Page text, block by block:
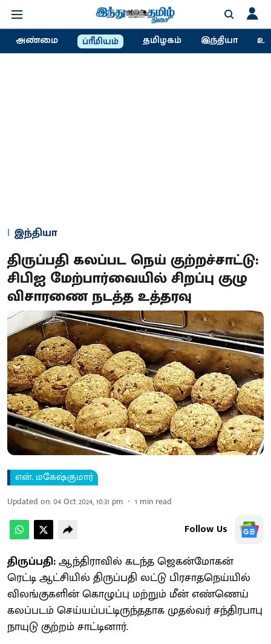
அண்மை ப்ரீமியம் தமிழகம் இந்தியா
இந்தியா
திருப்பதி கலப்பட நெய் குற்றச்சாட்டு:
சிபிஐ மேற்பார்வையில் சிறப்பு குழு
விசாரணை நடத்த உத்தரவு
என். மகேஷ்குமார்
Updated on:04 Oct 2024, 10:31 pm 1 min read
Follow Us
திருப்பதி:ஆந்திராவில் கடந்த ஜெகன்மோகன்
ரெட்டி ஆட்சியில் திருப்பதி லட்டு பிரசாதநெய்யில்
விலங்குகளின் கொழுப்பு மற்றும் மீன் எண்ணெய்
கலப்படம் செய்யப்பட்டிருந்ததாக முதல்வர் சந்திரபாபு
நாயுடு குற்றம் சாட்டினார்.